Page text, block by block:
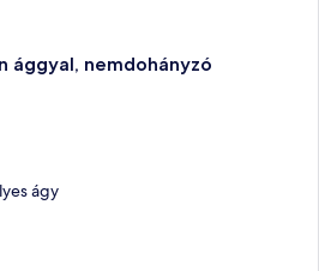
ággyal, nemdohányzó
ágy